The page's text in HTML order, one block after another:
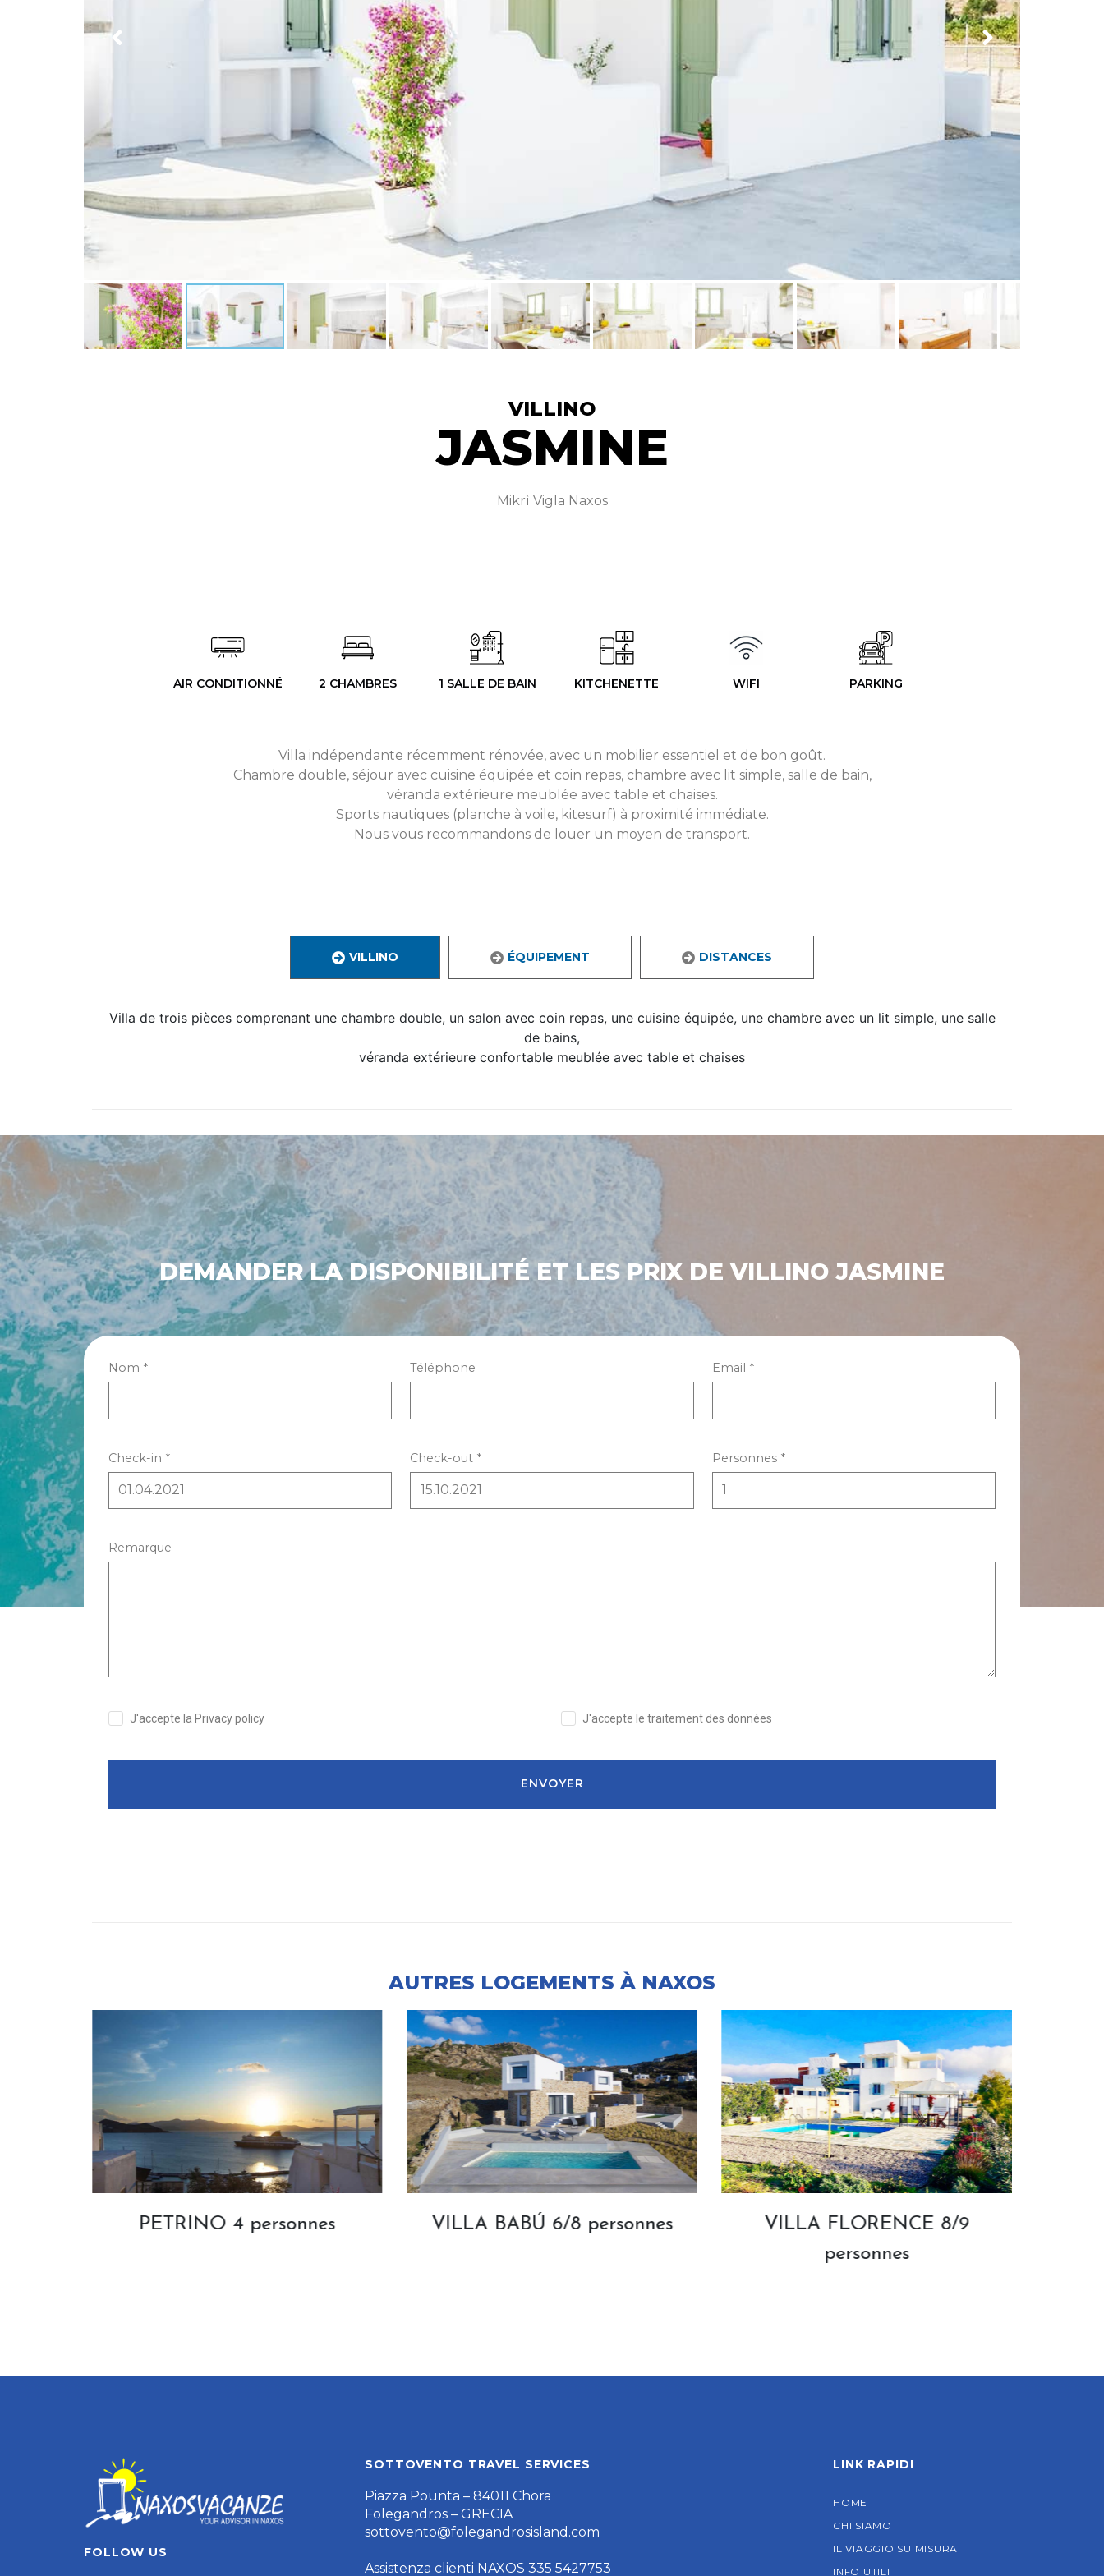
VILLINO
JASMINE
Mikrì Vigla Naxos
AIR CONDITIONNÉ 2 CHAMBRES 1 SALLE DE BAIN KITCHENETTE WIFI PARKING
Villa indépendante récemment rénovée, avec un mobilier essentiel et de bon goût.
Chambre double, séjour avec cuisine équipée et coin repas, chambre avec lit simple, salle de bain,
véranda extérieure meublée avec table et chaises.
Sports nautiques (planche à voile, kitesurf) à proximité immédiate.
Nous vous recommandons de louer un moyen de transport.
VILLINO ÉQUIPEMENT DISTANCES
Villa de trois pièces comprenant une chambre double, un salon avec coin repas, une cuisine équipée, une chambre avec un lit simple, une salle
de bains,
véranda extérieure confortable meublée avec table et chaises
DEMANDER LA DISPONIBILITÉ ET LES PRIX DE VILLINO JASMINE
Nom * Téléphone Email *
Check-in * Check-out * Personnes *
Remarque
J'accepte la Privacy policy J'accepte le traitement des données
ENVOYER
AUTRES LOGEMENTS À NAXOS
VILLA BABÚ 6/8 personnes
VILLA FLORENCE 8/9
PETRINO 4 personnes
FOLLOW US
SOTTOVENTO TRAVEL SERVICES
Piazza Pounta – 84011 Chora
Folegandros – GRECIA
sottovento@folegandrosisland.com
Assistenza clienti NAXOS 335 5427753
LINK RAPIDI
HOME
CHI SIAMO
IL VIAGGIO SU MISURA
INFO UTILI